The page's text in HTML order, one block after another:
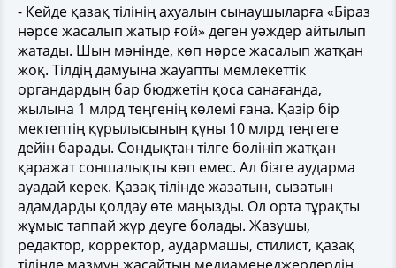
- Кейде қазақ тілінің ахуалын сынаушыларға «Біраз
нәрсе жасалып жатыр ғой» деген уәждер айтылып
жатады. Шын мәнінде, көп нәрсе жасалып жатқан
жоқ. Тілдің дамуына жауапты мемлекеттік
органдардың бар бюджетін қоса санағанда,
жылына 1 млрд теңгенің көлемі ғана. Қазір бір
мектептің құрылысының құны 10 млрд теңгеге
дейін барады. Сондықтан тілге бөлініп жатқан
қаражат соншалықты көп емес. Ал бізге аударма
ауадай керек. Қазақ тілінде жазатын, сызатын
адамдарды қолдау өте маңызды. Ол орта тұрақты
жұмыс таппай жүр деуге болады. Жазушы,
редактор, корректор, аудармашы, стилист, қазақ
тілінде мазмұн жасайтын медиаменеджерлердің